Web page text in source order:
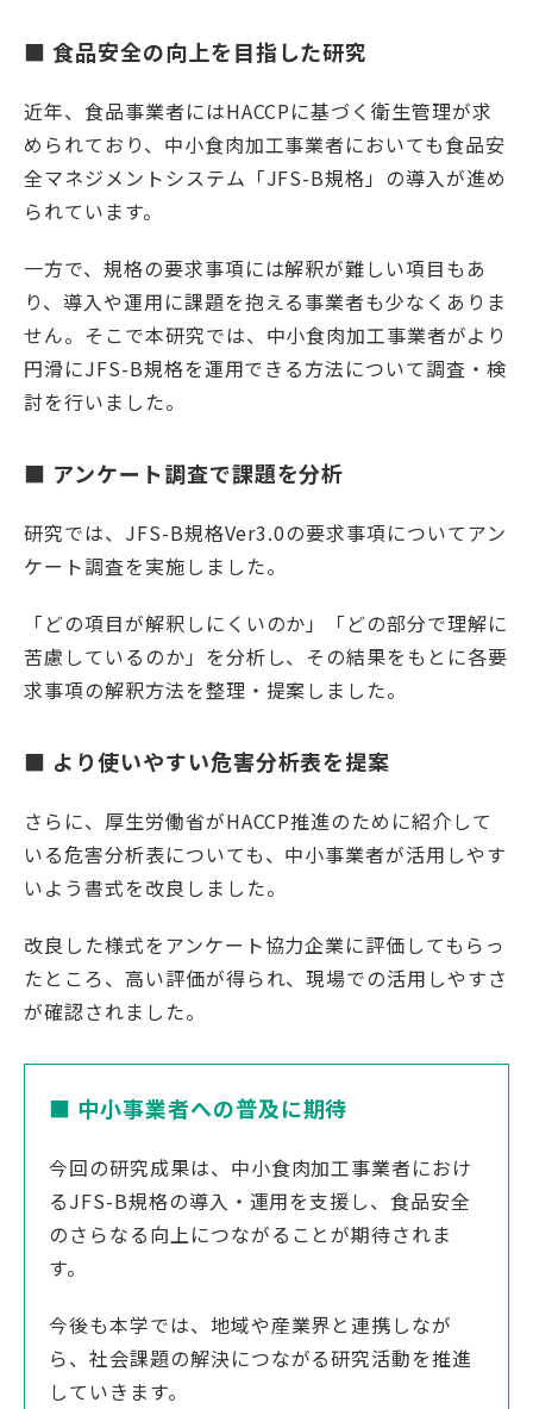
アクセス
イベント
お問い合わせ
寄附のお願い
情報公開
採用情報
関連リンク
個人情報保護方針
■ 食品安全の向上を目指した研究
近年、食品事業者にはHACCPに基づく衛生管理が求
められており、中小食肉加工事業者においても食品安
全マネジメントシステム「JFS-B規格」の導入が進め
られています。
一方で、規格の要求事項には解釈が難しい項目もあ
り、導入や運用に課題を抱える事業者も少なくありま
せん。そこで本研究では、中小食肉加工事業者がより
円滑にJFS-B規格を運用できる方法について調査・検
討を行いました。
■ アンケート調査で課題を分析
研究では、JFS-B規格Ver3.0の要求事項についてアン
ケート調査を実施しました。
「どの項目が解釈しにくいのか」「どの部分で理解に
苦慮しているのか」を分析し、その結果をもとに各要
求事項の解釈方法を整理・提案しました。
■ より使いやすい危害分析表を提案
さらに、厚生労働省がHACCP推進のために紹介して
いる危害分析表についても、中小事業者が活用しやす
いよう書式を改良しました。
改良した様式をアンケート協力企業に評価してもらっ
たところ、高い評価が得られ、現場での活用しやすさ
が確認されました。
■ 中小事業者への普及に期待
今回の研究成果は、中小食肉加工事業者におけ
るJFS-B規格の導入・運用を支援し、食品安全
のさらなる向上につながることが期待されま
す。
今後も本学では、地域や産業界と連携しなが
ら、社会課題の解決につながる研究活動を推進
していきます。